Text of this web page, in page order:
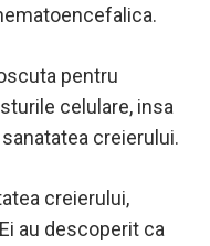
pentru
celulare, insa
creierului.
creierului,
au descoperit ca